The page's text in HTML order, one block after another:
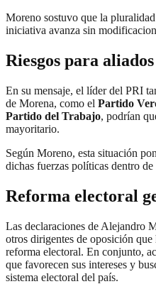
Moreno sostuvo que la
iniciativa avanza sin
Riesgos para
En su mensaje, el líder del PRI
de Morena, como el Partido
Partido del Trabajo, podrían
mayoritario.
Según Moreno, esta situación
dichas fuerzas políticas dentro
Reforma electoral
Las declaraciones de Alejandro
otros dirigentes de oposición que
reforma electoral. En conjunto,
que favorecen sus intereses y
sistema electoral del país.